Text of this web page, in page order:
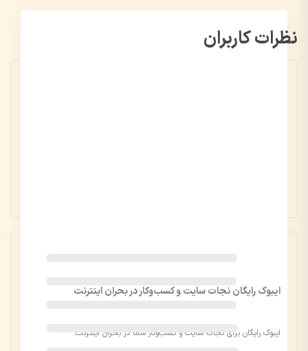
ایبوک رایگان نجات سایت و کسب‌وکار در بحران اینترنت
ایبوک رایگان برای نجات سایت و کسب‌وکار شما در بحران اینترنت.
نظرات کاربران
2 ستاره